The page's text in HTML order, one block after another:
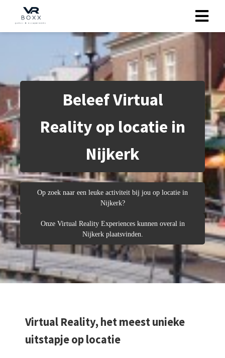
Beleef Virtual
Reality op locatie in
Nijkerk
Op zoek naar een leuke activiteit bij jou op locatie in
Nijkerk?
Onze Virtual Reality Experiences kunnen overal in
Nijkerk plaatsvinden.
Virtual Reality, het meest unieke
uitstapje op locatie
zijn
om
te
Ze
en
kan de
niet
worden